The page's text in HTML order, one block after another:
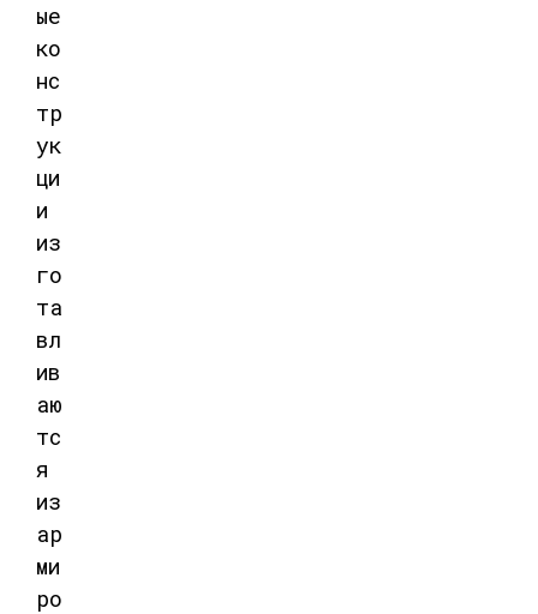
ые
ко
нс
тр
ук
ци
и
из
го
та
вл
ив
аю
тс
я
из
ар
ми
ро